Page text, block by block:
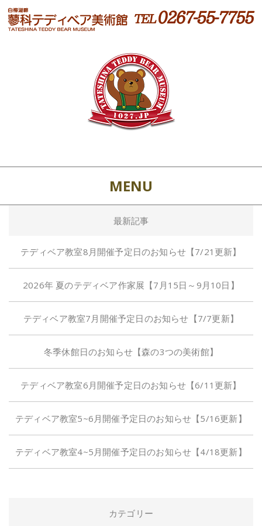
MENU
最新記事
テディベア教室8月開催予定日のお知らせ【7/21更新】
2026年 夏のテディベア作家展【7月15日～9月10日】
テディベア教室7月開催予定日のお知らせ【7/7更新】
冬季休館日のお知らせ【森の3つの美術館】
テディベア教室6月開催予定日のお知らせ【6/11更新】
テディベア教室5~6月開催予定日のお知らせ【5/16更新】
テディベア教室4~5月開催予定日のお知らせ【4/18更新】
カテゴリー